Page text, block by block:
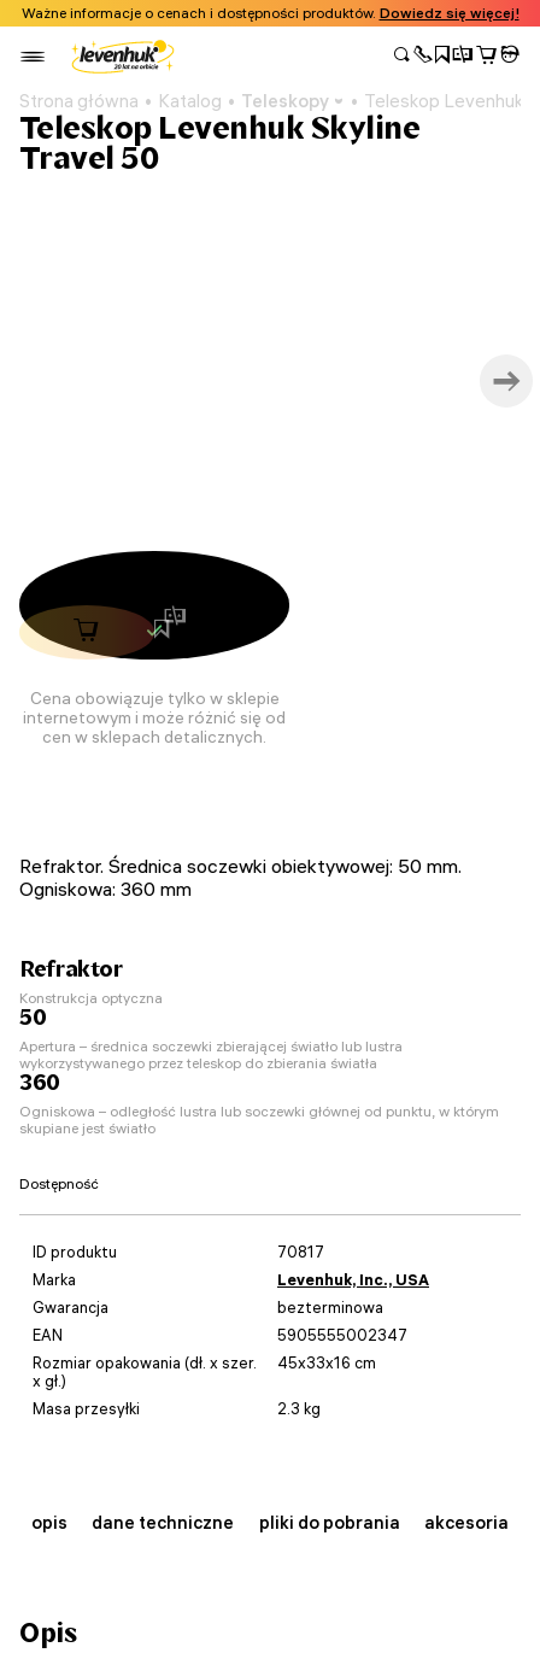
Ważne informacje o cenach i dostępności produktów. Dowiedz się więcej!
Strona główna Katalog Teleskopy Teleskop Levenhuk
Teleskop Levenhuk Skyline
Travel 50
Cena obowiązuje tylko w sklepie
internetowym i może różnić się od
cen w sklepach detalicznych.
Refraktor. Średnica soczewki obiektywowej: 50 mm.
Ogniskowa: 360 mm
Refraktor
Konstrukcja optyczna
50
Apertura – średnica soczewki zbierającej światło lub lustra
wykorzystywanego przez teleskop do zbierania światła
360
Ogniskowa – odległość lustra lub soczewki głównej od punktu, w którym
skupiane jest światło
Dostępność
ID produktu
70817
Marka
Levenhuk, Inc., USA
Gwarancja
bezterminowa
EAN
5905555002347
Rozmiar opakowania (dł. x szer.
x gł.)
45x33x16 cm
Masa przesyłki 2.3 kg
opis dane techniczne pliki do pobrania akcesoria
Opis